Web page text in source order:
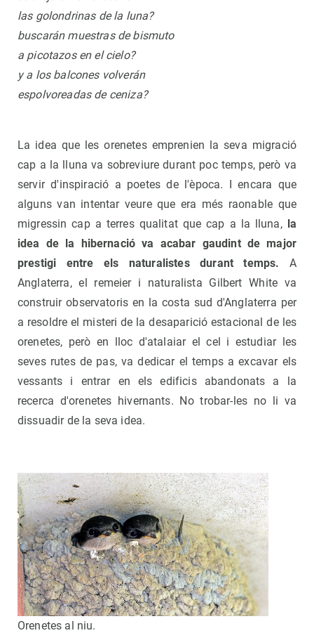
las golondrinas de la luna?
buscarán muestras de bismuto
a picotazos en el cielo?
y a los balcones volverán
espolvoreadas de ceniza?
La idea que les orenetes emprenien la seva migració
cap a la lluna va sobreviure durant poc temps, però va
servir d'inspiració a poetes de l'època. I encara que
alguns van intentar veure que era més raonable que
migressin cap a terres qualitat que cap a la lluna, la
idea de la hibernació va acabar gaudint de major
prestigi entre els naturalistes durant temps. A
Anglaterra, el remeier i naturalista Gilbert White va
construir observatoris en la costa sud d'Anglaterra per
a resoldre el misteri de la desaparició estacional de les
orenetes, però en lloc d'atalaiar el cel i estudiar les
seves rutes de pas, va dedicar el temps a excavar els
vessants i entrar en els edificis abandonats a la
recerca d'orenetes hivernants. No trobar-les no li va
dissuadir de la seva idea.
Orenetes al niu.